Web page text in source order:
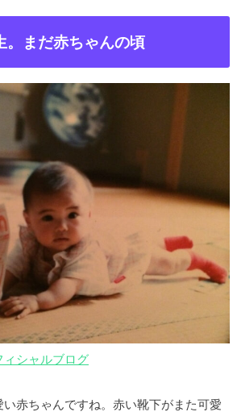
。まだ赤ちゃんの頃
シャルブログ
赤ちゃんですね。赤い靴下がまた可愛